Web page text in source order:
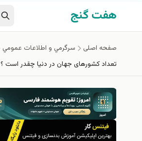
رفتن به محتوای اصلی
هفت گنج
صفحه اصلی
سرگرمي و اطلاعات عمومي
تعداد کشورهای جهان در دنیا چقدر است ؟